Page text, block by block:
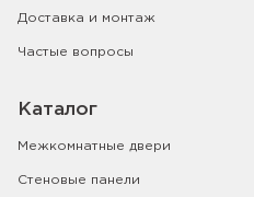
Доставка и монтаж
Частые вопросы
Каталог
Межкомнатные двери
Стеновые панели